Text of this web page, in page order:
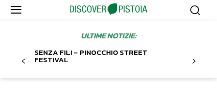
ULTIME NOTIZIE:
SENZA FILI – PINOCCHIO STREET
FESTIVAL